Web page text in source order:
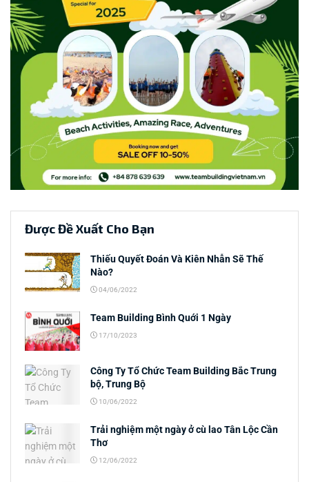
Được Đề Xuất Cho Bạn
Thiếu Quyết Đoán Và Kiên Nhẫn Sẽ Thế
Nào?
04/06/2022
Team Building Bình Quới 1 Ngày
17/10/2023
Công Ty Tổ Chức Team Building Bắc Trung
bộ, Trung Bộ
10/06/2022
Trải nghiệm một ngày ở cù lao Tân Lộc Cần
Thơ
12/06/2022